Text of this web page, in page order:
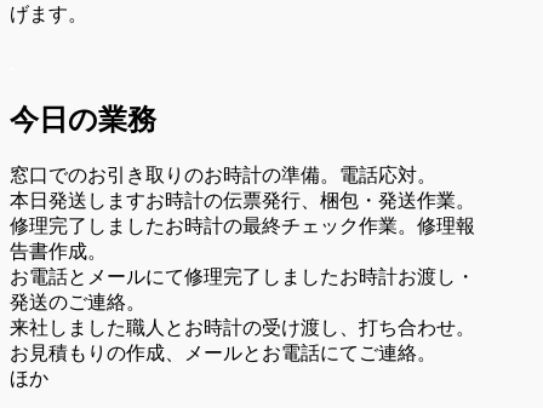
げます。
今日の業務
窓口でのお引き取りのお時計の準備。電話応対。
本日発送しますお時計の伝票発行、梱包・発送作業。
修理完了しましたお時計の最終チェック作業。修理報
告書作成。
お電話とメールにて修理完了しましたお時計お渡し・
発送のご連絡。
来社しました職人とお時計の受け渡し、打ち合わせ。
お見積もりの作成、メールとお電話にてご連絡。
ほか